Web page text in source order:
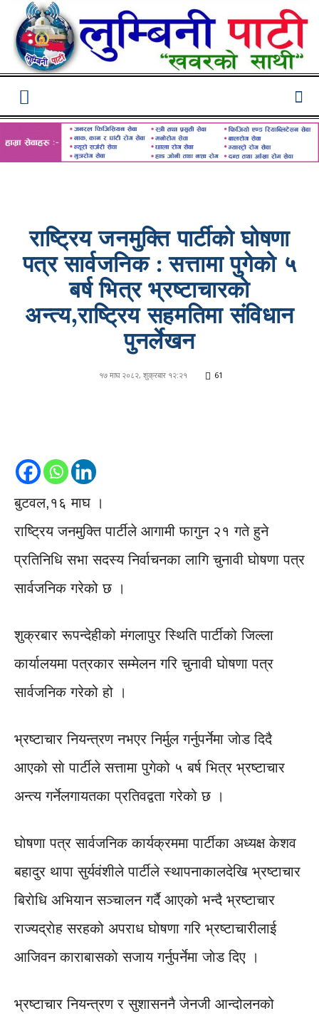
राष्ट्रिय जनमुक्ति पार्टीको घाेषणा
पत्र सार्वजनिक : सत्तामा पुगेको ५
बर्ष भित्र भ्रष्टाचारको
अन्त्य,राष्ट्रिय सहमतिमा संविधान
पुनर्लेखन
१७ माघ २०८२, शुक्रबार १२:२१ 61
बुटवल,१६ माघ ।
राष्ट्रिय जनमुक्ति पार्टीले आगामी फागुन २१ गते हुने
प्रतिनिधि सभा सदस्य निर्वाचनका लागि चुनावी घाेषणा पत्र
सार्वजनिक गरेको छ ।
शुक्रबार रूपन्देहीको मंगलापुर स्थिति पार्टीको जिल्ला
कार्यालयमा पत्रकार सम्मेलन गरि चुनावी घाेषणा पत्र
सार्वजनिक गरेको हो ।
भ्रष्टाचार नियन्त्रण नभएर निर्मुल गर्नुपर्नेमा जाेड दिदै
आएको साे पार्टीले सत्तामा पुगेको ५ बर्ष भित्र भ्रष्टाचार
अन्त्य गर्नेलगायतका प्रतिवद्वता गरेको छ ।
घाेषणा पत्र सार्वजनिक कार्यक्रममा पार्टीका अध्यक्ष केशव
बहादुर थापा सुर्यवंशीले पार्टीले स्थापनाकालदेखि भ्रष्टाचार
बिराेधि अभियान सञ्चालन गर्दै आएको भन्दै भ्रष्टाचार
राज्यद्राेह सरहको अपराध घाेषणा गरि भ्रष्टाचारीलाई
आजिवन काराबासकाे सजाय गर्नुपर्नेमा जाेड दिए ।
भ्रष्टाचार नियन्त्रण र सुशासननै जेनजी आन्दोलनको